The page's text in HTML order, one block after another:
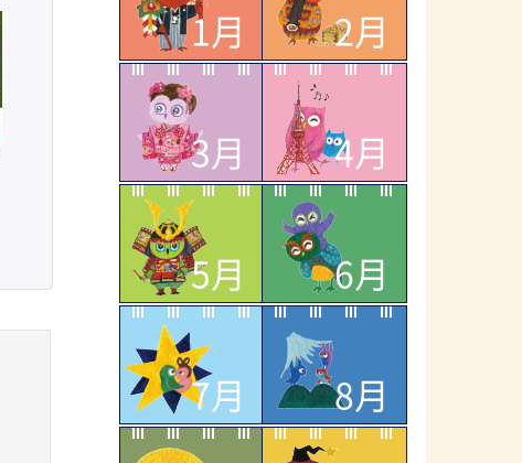
1月 2月
3月 4月
5月 6月
7月 8月